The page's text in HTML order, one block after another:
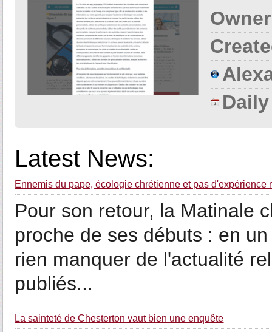
Latest News:
Ennemis du pape, écologie chrétienne et pas d'expérience
Pour son retour, la Matinale
proche de ses débuts : en
rien manquer de l'actualité
publiés...
La sainteté de Chesterton vaut bien une enquête